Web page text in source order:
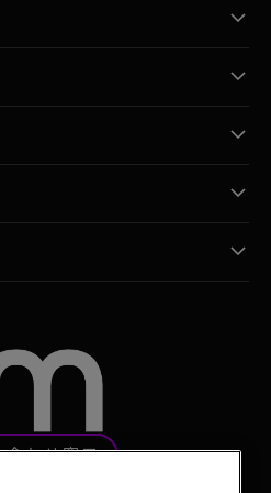
合わせ窓口